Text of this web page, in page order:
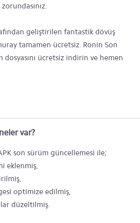
geliştirilen fantastik dövüş
tamamen ücretsiz. Ronin Son
dosyasını ücretsiz indirin ve hemen
var?
son sürüm güncellemesi ile;
eklenmiş,
optimize edilmiş,
düzeltilmiş.